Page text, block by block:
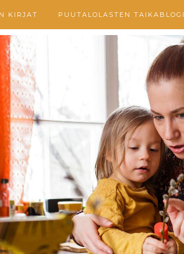
KIRJAT PUUTALOLASTEN TAIKABLOGI